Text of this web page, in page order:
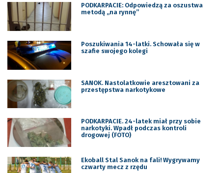
PODKARPACIE: Odpowiedzą za oszustwa
metodą „na rynnę”
Poszukiwania 14-latki. Schowała się w
szafie swojego kolegi
SANOK. Nastolatkowie aresztowani za
przestępstwa narkotykowe
PODKARPACIE. 24-latek miał przy sobie
narkotyki. Wpadł podczas kontroli
drogowej (FOTO)
Ekoball Stal Sanok na fali! Wygrywamy
czwarty mecz z rzędu